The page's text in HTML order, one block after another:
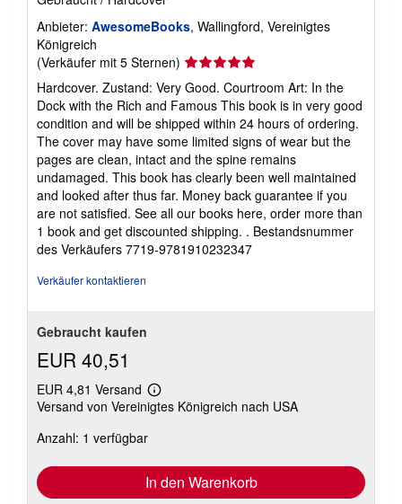
Anbieter: AwesomeBooks, Wallingford, Vereinigtes
Königreich
(Verkäufer mit 5 Sternen) Verkäuferbewertung
5
von
5
Sternen
Hardcover. Zustand: Very Good. Courtroom Art: In the
Dock with the Rich and Famous This book is in very good
condition and will be shipped within 24 hours of ordering.
The cover may have some limited signs of wear but the
pages are clean, intact and the spine remains
undamaged. This book has clearly been well maintained
and looked after thus far. Money back guarantee if you
are not satisfied. See all our books here, order more than
1 book and get discounted shipping. . Bestandsnummer
des Verkäufers 7719-9781910232347
Verkäufer kontaktieren
Gebraucht kaufen
EUR 40,51
EUR 4,81 Versand
Weitere
Informationen
Versand von Vereinigtes Königreich nach USA
Anzahl: 1 verfügbar
In den Warenkorb